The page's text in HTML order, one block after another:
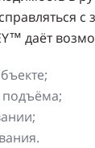
даёт
подъёма;